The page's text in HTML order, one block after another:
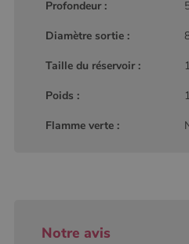
Profondeur :
Diamètre sortie :
Taille du réservoir :
Poids :
Flamme verte :
Notre avis